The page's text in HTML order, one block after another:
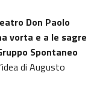
Don Paolo
vorta e a le sagre
Spontaneo
di Augusto